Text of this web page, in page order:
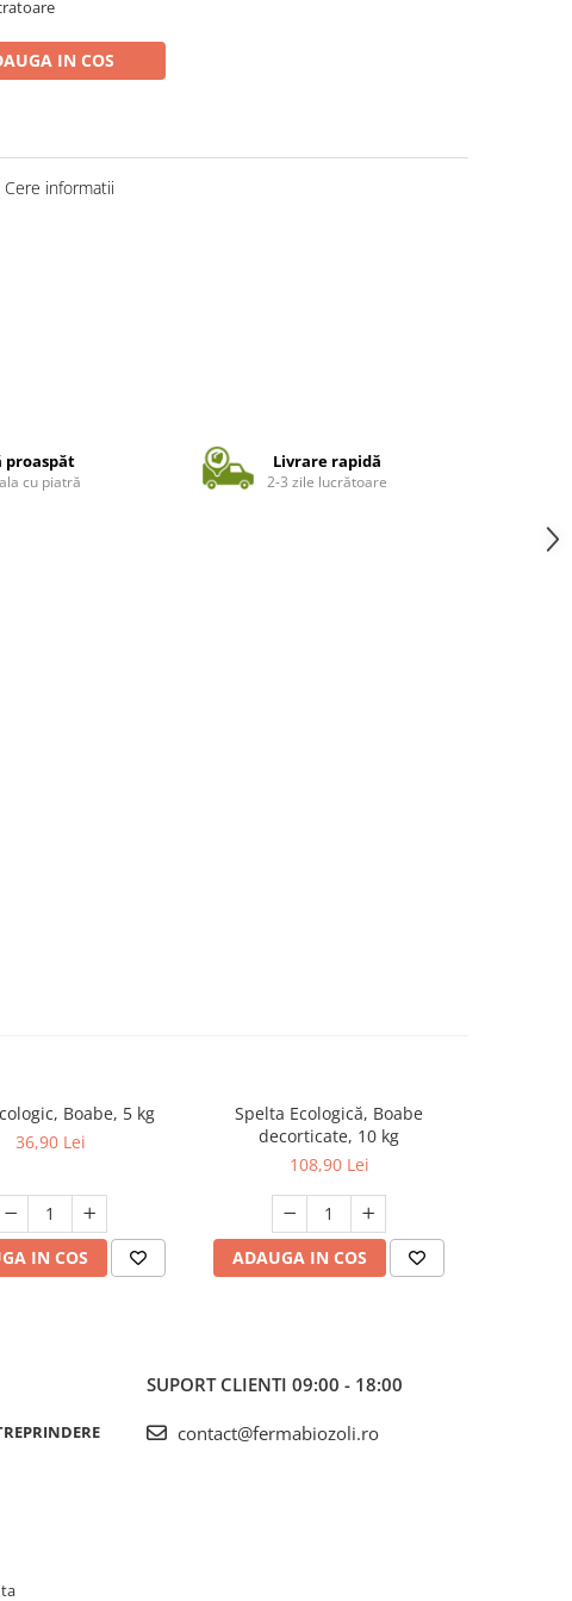
IN COS
Cere informatii
proaspăt
cu piatră
Livrare rapidă
2-3 zile lucrătoare
Boabe, 5 kg
36,90 Lei
IN COS
Spelta Ecologică, Boabe
decorticate, 10 kg
108,90 Lei
ADAUGA IN COS
SUPORT CLIENTI 09:00 - 18:00
contact@fermabiozoli.ro